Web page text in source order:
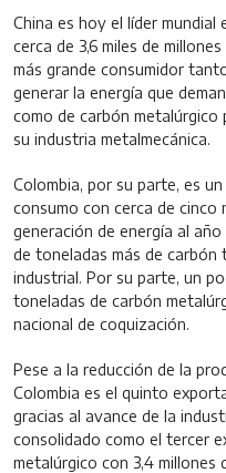
China es hoy el líder mundial
cerca de 3,6 miles de
más grande consumidor
generar la energía que
como de carbón metalúrgico
su industria metalmecánica.
Colombia, por su parte, es
consumo con cerca de cinco
generación de energía al
de toneladas más de carbón
industrial. Por su parte, un
toneladas de carbón
nacional de coquización.
Pese a la reducción de la
Colombia es el quinto
gracias al avance de la
consolidado como el tercer
metalúrgico con 3,4